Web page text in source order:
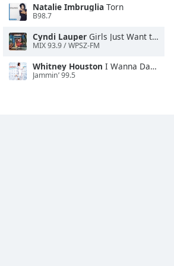
Natalie Imbruglia Torn
B98.7
Cyndi Lauper Girls Just Want to Have Fun
MIX 93.9 / WPSZ-FM
Whitney Houston I Wanna Dance With Somebody
Jammin’ 99.5